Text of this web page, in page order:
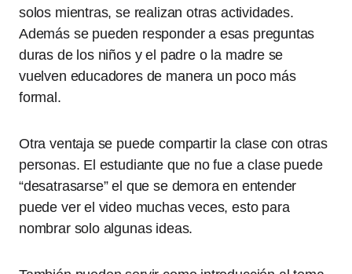
solos mientras, se realizan otras actividades.
Además se pueden responder a esas preguntas
duras de los niños y el padre o la madre se
vuelven educadores de manera un poco más
formal.
Otra ventaja se puede compartir la clase con otras
personas. El estudiante que no fue a clase puede
“desatrasarse” el que se demora en entender
puede ver el video muchas veces, esto para
nombrar solo algunas ideas.